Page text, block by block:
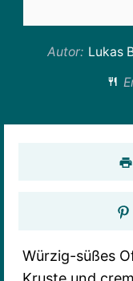
Autor: Lukas
Würzig-süßes